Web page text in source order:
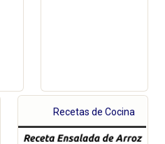
Recetas de Cocina